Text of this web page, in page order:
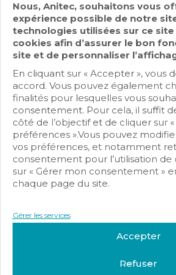
Nous, Anitec, souhaitons vous
expérience possible de notre
technologies utilisées sur ce
cookies afin d’assurer le bon
site et de personnaliser
En cliquant sur « Accepter », vous
accord. Vous pouvez également
finalités pour lesquelles vous
consentement. Pour cela, il suffit
côté de l’objectif et de cliquer sur «
préférences ».Vous pouvez
vos préférences, et notamment
consentement pour l’utilisation de
sur « Gérer mon consentement »
chaque page du site.
Gérer les services
Accepter
Refuser
E.T.I.
Intégrateurs / Installateurs /